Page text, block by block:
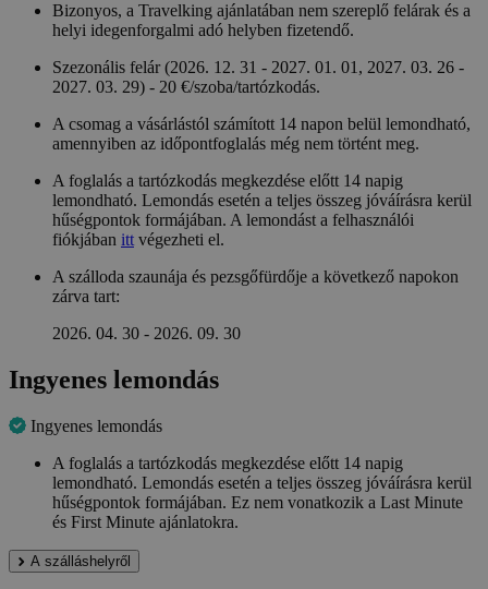
Bizonyos, a Travelking ajánlatában nem szereplő felárak és a
helyi idegenforgalmi adó helyben fizetendő.
Szezonális felár (2026. 12. 31 - 2027. 01. 01, 2027. 03. 26 -
2027. 03. 29) - 20 €/szoba/tartózkodás.
A csomag a vásárlástól számított 14 napon belül lemondható,
amennyiben az időpontfoglalás még nem történt meg.
A foglalás a tartózkodás megkezdése előtt 14 napig
lemondható. Lemondás esetén a teljes összeg jóváírásra kerül
hűségpontok formájában. A lemondást a felhasználói
fiókjában ittvégezheti el.
A szálloda szaunája és pezsgőfürdője a következő napokon
zárva tart:
2026. 04. 30 - 2026. 09. 30
Ingyenes lemondás
Ingyenes lemondás
A foglalás a tartózkodás megkezdése előtt 14 napig
lemondható. Lemondás esetén a teljes összeg jóváírásra kerül
hűségpontok formájában. Ez nem vonatkozik a Last Minute
és First Minute ajánlatokra.
A szálláshelyről